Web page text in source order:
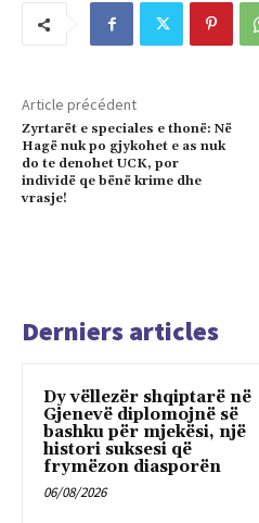
Article précédent
Zyrtarët e speciales e thonë: Në
Hagë nuk po gjykohet e as nuk
do te denohet UCK, por
individë qe bënë krime dhe
vrasje!
Derniers articles
Dy vëllezër shqiptarë në
Gjenevë diplomojnë së
bashku për mjekësi, një
histori suksesi që
frymëzon diasporën
06/08/2026